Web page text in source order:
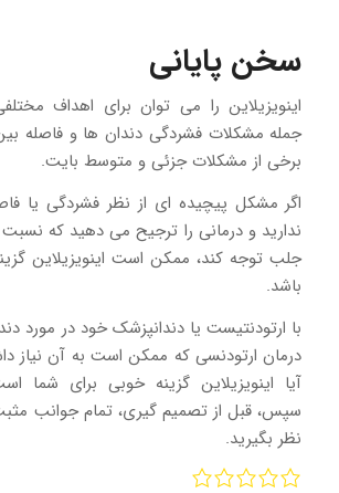
سخن پایانی
اینویزیلاین را می توان برای اهداف
جمله مشکلات فشردگی دندان ها و فاصله
برخی از مشکلات جزئی و متوسط بایت.
اگر مشکل پیچیده ای از نظر فشردگی یا
ندارید و درمانی را ترجیح می دهید که
جلب توجه کند، ممکن است اینویزیلاین
باشد.
با ارتودنتیست یا دندانپزشک خود در مورد
درمان ارتودنسی که ممکن است به آن نیاز
آیا اینویزیلاین گزینه خوبی برای شما
سپس، قبل از تصمیم گیری، تمام جوانب
نظر بگیرید.